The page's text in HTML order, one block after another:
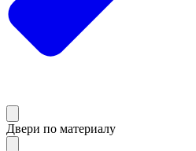
Двери по материалу